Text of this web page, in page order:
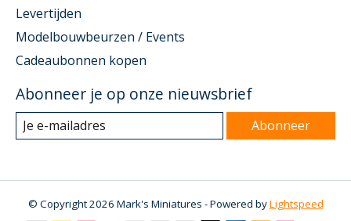
Levertijden
Modelbouwbeurzen / Events
Cadeaubonnen kopen
Abonneer je op onze nieuwsbrief
Abonneer
© Copyright 2026 Mark's Miniatures - Powered byLightspeed